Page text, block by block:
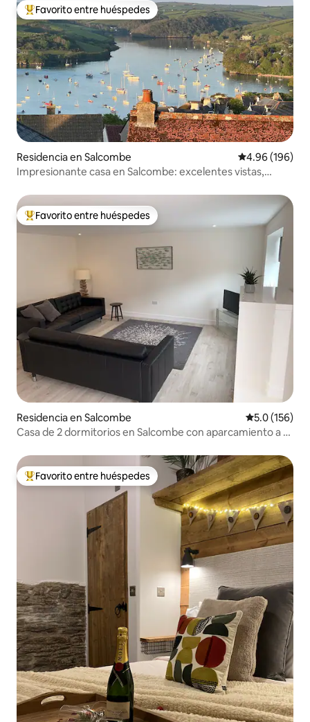
De los mejores en Favorito entre huéspedes
Favorito entre huéspedes
Residencia en Salcombe Calificación
4.96 (196)
Impresionante casa en Salcombe: excelentes vistas,
De los mejores en Favorito entre huéspedes
Favorito entre huéspedes
Residencia en Salcombe Calificación
5.0 (156)
Casa de 2 dormitorios en Salcombe con aparcamiento a 5
De los mejores en Favorito entre huéspedes
Favorito entre huéspedes